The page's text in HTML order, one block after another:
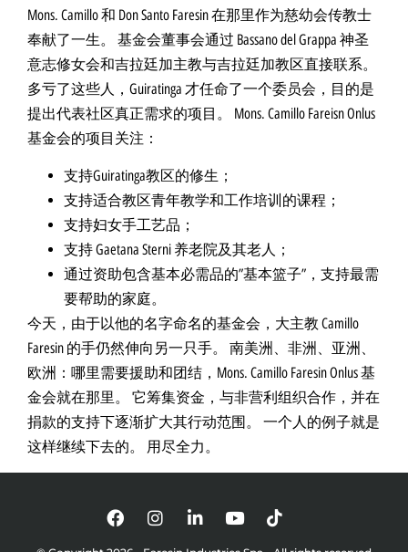
Mons. Camillo 和 Don Santo Faresin 在那里作为慈幼会传教士
奉献了一生。 基金会董事会通过 Bassano del Grappa 神圣
意志修女会和吉拉廷加主教与吉拉廷加教区直接联系。
多亏了这些人，Guiratinga 才任命了一个委员会，目的是
提出代表社区真正需求的项目。 Mons. Camillo Fareisn Onlus
基金会的项目关注：
支持Guiratinga教区的修生；
支持适合教区青年教学和工作培训的课程；
支持妇女手工艺品；
支持 Gaetana Sterni 养老院及其老人；
通过资助包含基本必需品的”基本篮子”，支持最需
要帮助的家庭。
今天，由于以他的名字命名的基金会，大主教 Camillo
Faresin 的手仍然伸向另一只手。 南美洲、非洲、亚洲、
欧洲：哪里需要援助和团结，Mons. Camillo Faresin Onlus 基
金会就在那里。 它筹集资金，与非营利组织合作，并在
捐款的支持下逐渐扩大其行动范围。 一个人的例子就是
这样继续下去的。 用尽全力。